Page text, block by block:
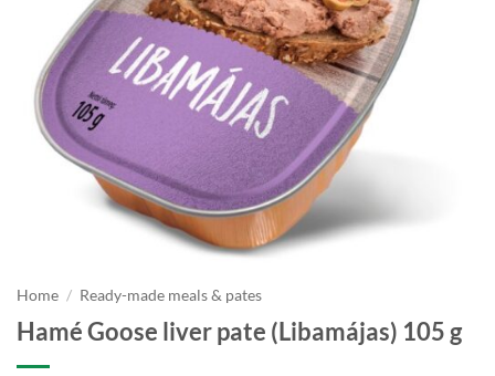
Home / Ready-made meals & pates
Hamé Goose liver pate (Libamájas) 105 g